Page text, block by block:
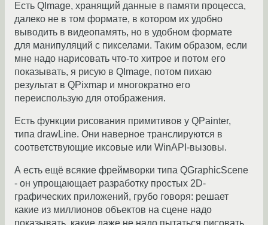
Есть QImage, хранящий данные в памяти процесса,
далеко не в том формате, в котором их удобно
выводить в видеопамять, но в удобном формате
для манипуляций с пикселами. Таким образом, если
мне надо нарисовать что-то хитрое и потом его
показывать, я рисую в QImage, потом пихаю
результат в QPixmap и многократно его
переиспользую для отображения.
Есть функции рисования примитивов у QPainter,
типа drawLine. Они наверное транслируются в
соответствующие иксовые или WinAPI-вызовы.
А есть ещё всякие фреймворки типа QGraphicScene
- он упрощающает разработку простых 2D-
графических приложений, грубо говоря: решает
какие из миллионов объектов на сцене надо